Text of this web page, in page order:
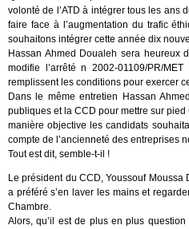
volonté de l’ATD à intégrer tous les ans
faire face à l’augmentation du trafic
souhaitons intégrer cette année dix
Hassan Ahmed Doualeh sera heureux
modifie l’arrêté n 2002-01109/PR/
remplissent les conditions pour exercer
Dans le même entretien Hassan
publiques et la CCD pour mettre sur
manière objective les candidats
compte de l’ancienneté des entreprises
Tout est dit, semble-t-il !
Le président du CCD, Youssouf
a préféré s’en laver les mains et
Chambre.
Alors, qu’il est de plus en plus